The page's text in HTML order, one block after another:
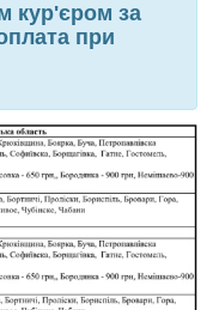
кур'єром за
при